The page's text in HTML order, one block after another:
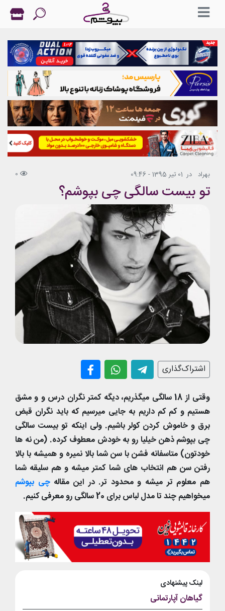
بهراد در 01 تیر 1395 - 09:46 0
تو بیست سالگی چی بپوشم؟
اشتراک‌گذاری
وقتی از 18 سالگی میگذریم، دیگه کمتر نگران درس و و مشق
هستیم و کم کم داریم به جایی میرسیم که باید نگران قبض
برق و خاموش کردن کولر باشیم. ولی اینکه تو بیست سالگی
چی بپوشم ذهن خیلیا رو به خودش معطوف کرده. (من نه ها
خودتون) متاسفانه فشن با سن شما بالا نمیره و همیشه با بالا
رفتن سن هم انتخاب های شما کمتر میشه و هم سلیقه شما
هم معلوم تر میشه و محدود تر. در این مقالهچی بپوشم
میخواهیم چند تا مدل لباس برای 20 سالگی رو معرفی کنیم.
لینک پیشنهادی
گیاهان آپارتمانی